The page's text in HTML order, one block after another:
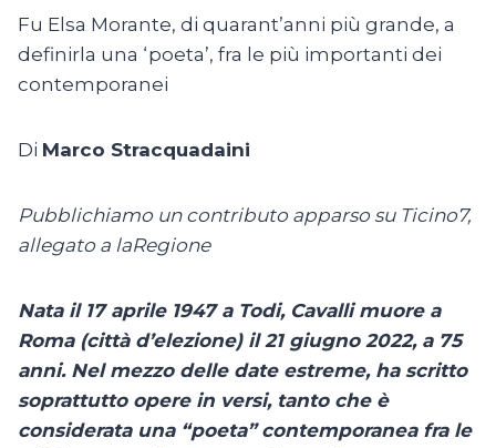
Fu Elsa Morante, di quarant’anni più grande, a
definirla una ‘poeta’, fra le più importanti dei
contemporanei
Di Marco Stracquadaini
Pubblichiamo un contributo apparso su Ticino7,
allegato a laRegione
Nata il 17 aprile 1947 a Todi, Cavalli muore a
Roma (città d’elezione) il 21 giugno 2022, a 75
anni. Nel mezzo delle date estreme, ha scritto
soprattutto opere in versi, tanto che è
considerata una “poeta” contemporanea fra le